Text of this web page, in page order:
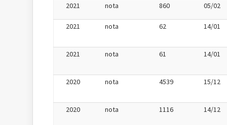
2021 nota 860 05/02
2021 nota 62 14/01
2021 nota 61 14/01
2020 nota 4539 15/12
2020 nota 1116 14/12